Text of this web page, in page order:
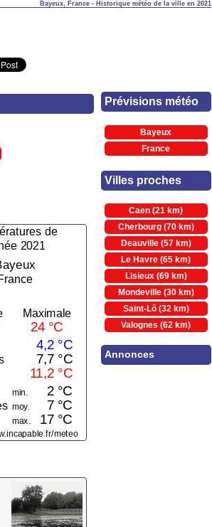
Bayeux, France - Historique météo de la ville en 2021
Prévisions météo
Bayeux
France
Villes proches
Caen (21 km)
Cherbourg (70 km)
Deauville (57 km)
Le Havre (65 km)
Lisieux (69 km)
Mondeville (30 km)
Saint-Lô (32 km)
Valognes (62 km)
Annonces